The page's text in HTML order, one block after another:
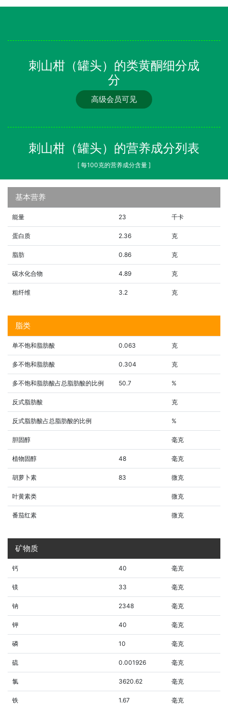
刺山柑（罐头）的类黄酮细分成
分
高级会员可见
刺山柑（罐头）的营养成分列表
[ 每100克的营养成分含量 ]
基本营养
能量 23 千卡
蛋白质 2.36 克
脂肪 0.86 克
碳水化合物 4.89 克
粗纤维 3.2 克
脂类
单不饱和脂肪酸 0.063 克
多不饱和脂肪酸 0.304 克
多不饱和脂肪酸占总脂肪酸的比例 50.7 %
反式脂肪酸 克
反式脂肪酸占总脂肪酸的比例 %
胆固醇 毫克
植物固醇 48 毫克
胡萝卜素 83 微克
叶黄素类 微克
番茄红素 微克
矿物质
钙 40 毫克
镁 33 毫克
钠 2348 毫克
钾 40 毫克
磷 10 毫克
硫 0.001926 毫克
氯 3620.62 毫克
铁 1.67 毫克